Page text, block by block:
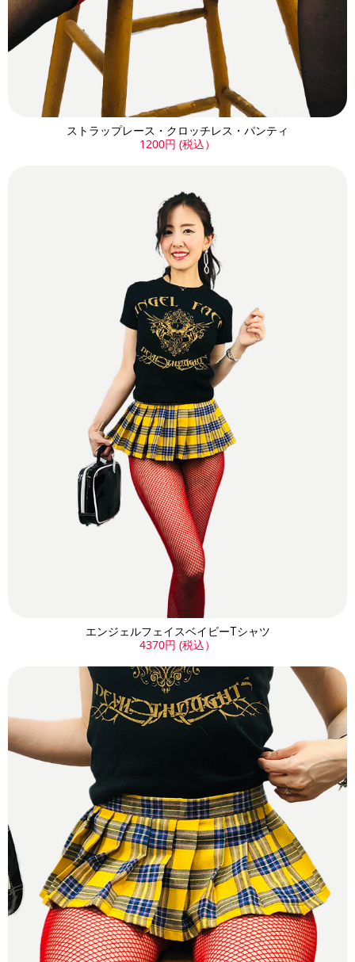
ストラップレース・クロッチレス・パンティ
1200円 (税込）
エンジェルフェイスベイビーTシャツ
4370円 (税込）